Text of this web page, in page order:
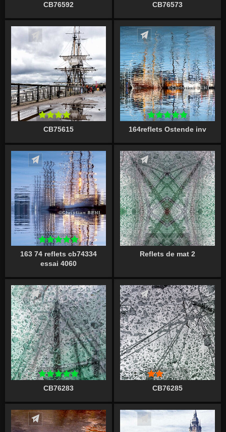
CB76592 CB76573
Écrire un commentaire
CB75615
Écrire un commentaire
164reflets Ostende inv
Écrire un commentaire
163 74 reflets cb74334
essai 4060
Écrire un commentaire
Reflets de mat 2
Écrire un commentaire
CB76283
Écrire un commentaire
CB76285
Écrire un commentaire Écrire un commentaire